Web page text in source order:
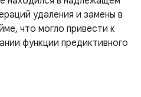
удаления и замены в
что могло привести к
функции предиктивного